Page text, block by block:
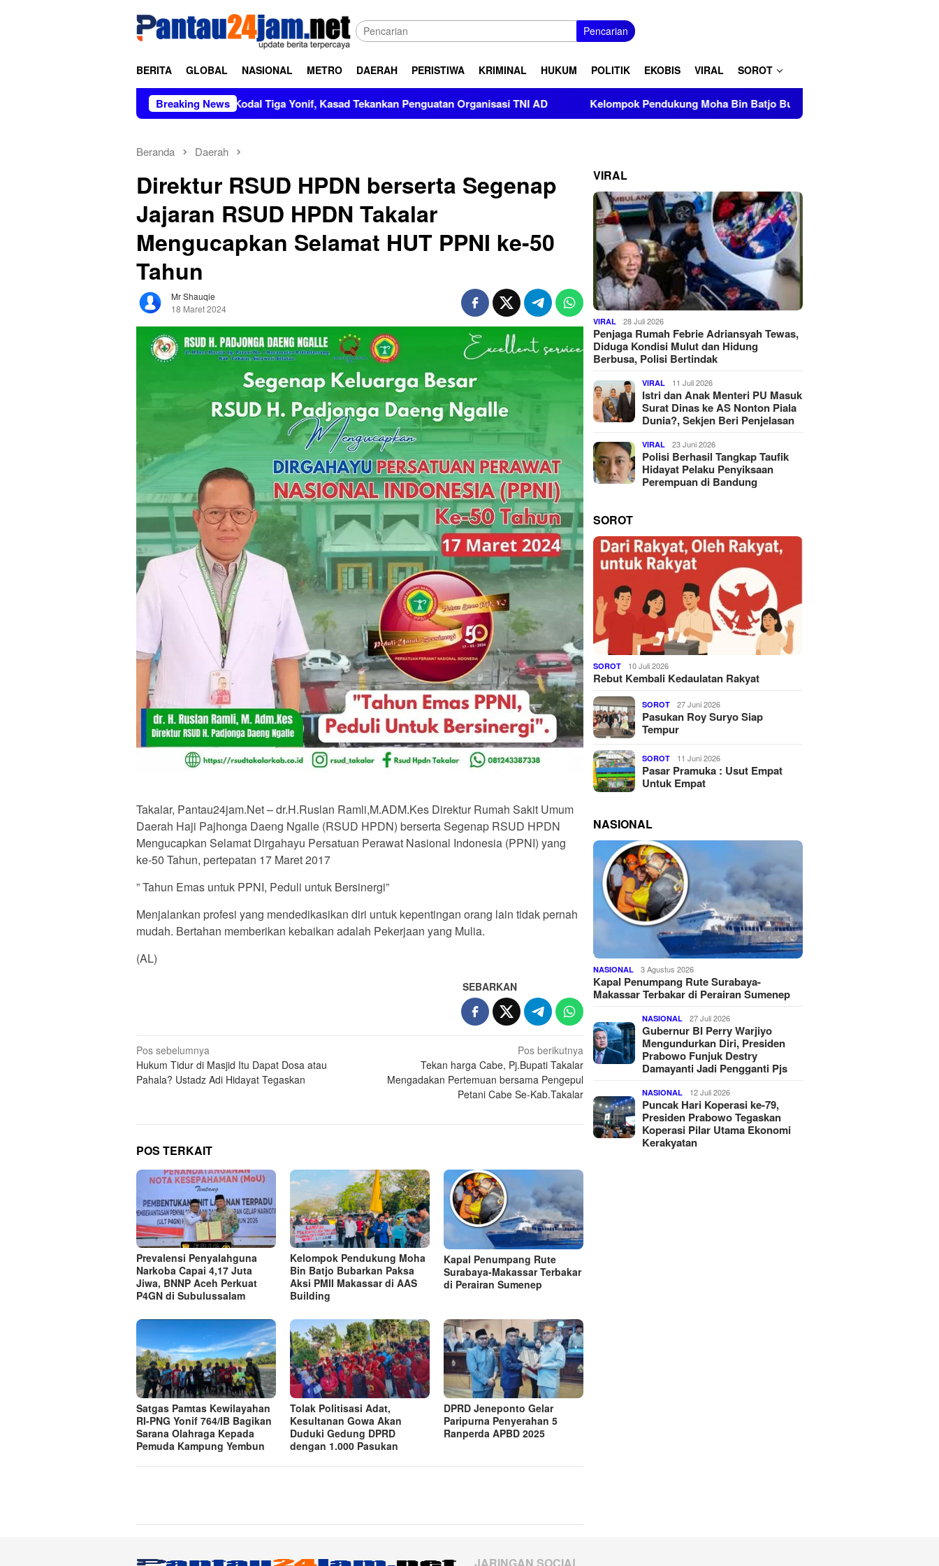
Pencarian
BERITA GLOBAL NASIONAL METRO DAERAH PERISTIWA KRIMINAL HUKUM POLITIK EKOBIS VIRAL SOROT
Breaking News
Pimpin Sertijab dan Alih Kodal Tiga Yonif, Kasad Tekankan Penguatan Organisasi TNI AD Kelompok Pendukung Moha Bin Batjo Bubarkan Paksa Aksi PMII Makassar di AAS
Beranda Daerah
Direktur RSUD HPDN berserta Segenap
Jajaran RSUD HPDN Takalar
Mengucapkan Selamat HUT PPNI ke-50
Tahun
Mr Shauqie
18 Maret 2024
Takalar, Pantau24jam.Net – dr.H.Ruslan Ramli,M.ADM.Kes Direktur Rumah Sakit Umum
Daerah Haji Pajhonga Daeng Ngalle (RSUD HPDN) berserta Segenap RSUD HPDN
Mengucapkan Selamat Dirgahayu Persatuan Perawat Nasional Indonesia (PPNI) yang
ke-50 Tahun, pertepatan 17 Maret 2017
” Tahun Emas untuk PPNI, Peduli untuk Bersinergi”
Menjalankan profesi yang mendedikasikan diri untuk kepentingan orang lain tidak pernah
mudah. Bertahan memberikan kebaikan adalah Pekerjaan yang Mulia.
(AL)
SEBARKAN
Navigasi
pos
Pos sebelumnya
Hukum Tidur di Masjid Itu Dapat Dosa atau
Pahala? Ustadz Adi Hidayat Tegaskan
Pos berikutnya
Tekan harga Cabe, Pj.Bupati Takalar
Mengadakan Pertemuan bersama Pengepul
Petani Cabe Se-Kab.Takalar
POS TERKAIT
Prevalensi Penyalahguna
Narkoba Capai 4,17 Juta
Jiwa, BNNP Aceh Perkuat
P4GN di Subulussalam
Kelompok Pendukung Moha
Bin Batjo Bubarkan Paksa
Aksi PMII Makassar di AAS
Building
Kapal Penumpang Rute
Surabaya-Makassar Terbakar
di Perairan Sumenep
Satgas Pamtas Kewilayahan
RI-PNG Yonif 764/IB Bagikan
Sarana Olahraga Kepada
Pemuda Kampung Yembun
Tolak Politisasi Adat,
Kesultanan Gowa Akan
Duduki Gedung DPRD
dengan 1.000 Pasukan
DPRD Jeneponto Gelar
Paripurna Penyerahan 5
Ranperda APBD 2025
VIRAL
VIRAL 28 Juli 2026
Penjaga Rumah Febrie Adriansyah Tewas,
Diduga Kondisi Mulut dan Hidung
Berbusa, Polisi Bertindak
VIRAL 11 Juli 2026
Istri dan Anak Menteri PU Masuk
Surat Dinas ke AS Nonton Piala
Dunia?, Sekjen Beri Penjelasan
VIRAL 23 Juni 2026
Polisi Berhasil Tangkap Taufik
Hidayat Pelaku Penyiksaan
Perempuan di Bandung
SOROT
SOROT 10 Juli 2026
Rebut Kembali Kedaulatan Rakyat
SOROT 27 Juni 2026
Pasukan Roy Suryo Siap
Tempur
SOROT 11 Juni 2026
Pasar Pramuka : Usut Empat
Untuk Empat
NASIONAL
NASIONAL 3 Agustus 2026
Kapal Penumpang Rute Surabaya-
Makassar Terbakar di Perairan Sumenep
NASIONAL 27 Juli 2026
Gubernur BI Perry Warjiyo
Mengundurkan Diri, Presiden
Prabowo Funjuk Destry
Damayanti Jadi Pengganti Pjs
NASIONAL 12 Juli 2026
Puncak Hari Koperasi ke-79,
Presiden Prabowo Tegaskan
Koperasi Pilar Utama Ekonomi
Kerakyatan
JARINGAN SOCIAL